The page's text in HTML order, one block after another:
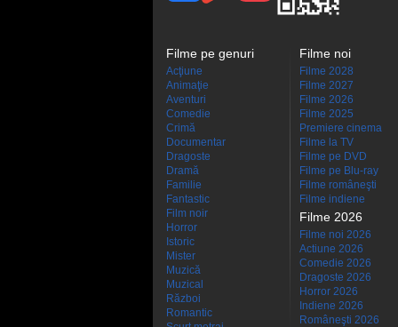
Filme pe genuri
Acţiune
Animaţie
Aventuri
Comedie
Crimă
Documentar
Dragoste
Dramă
Familie
Fantastic
Film noir
Horror
Istoric
Mister
Muzică
Muzical
Război
Romantic
Filme noi
Filme 2028
Filme 2027
Filme 2026
Filme 2025
Premiere cinema
Filme la TV
Filme pe DVD
Filme pe Blu-ray
Filme româneşti
Filme indiene
Filme 2026
Filme noi 2026
Actiune 2026
Comedie 2026
Dragoste 2026
Horror 2026
Indiene 2026
Româneşti 2026